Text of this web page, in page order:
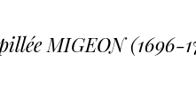
MIGEON (1696-